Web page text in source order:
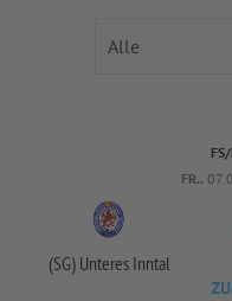
FR..
(SG) Unteres Inntal